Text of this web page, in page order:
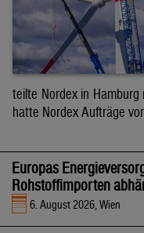
teilte Nordex in
hatte Nordex Aufträge
Europas
Rohstoffimporten
6. August 2026, Wien